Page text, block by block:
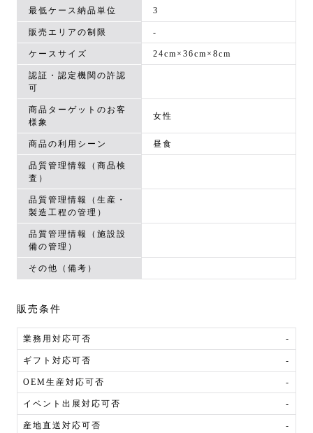
最低ケース納品単位 3
販売エリアの制限 -
ケースサイズ 24cm×36cm×8cm
認証・認定機関の許認
可
商品ターゲットのお客
様象
女性
商品の利用シーン 昼食
品質管理情報（商品検
査）
品質管理情報（生産・
製造工程の管理）
品質管理情報（施設設
備の管理）
その他（備考）
販売条件
業務用対応可否 -
ギフト対応可否 -
OEM生産対応可否 -
イベント出展対応可否 -
産地直送対応可否 -